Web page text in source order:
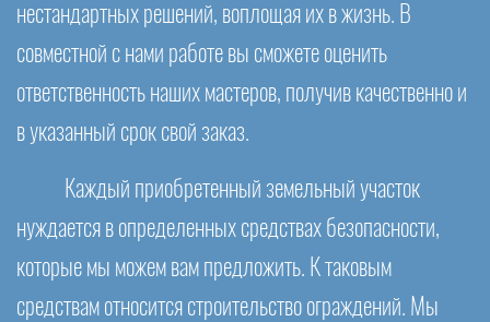
нестандартных решений, воплощая их в жизнь. В
совместной с нами работе вы сможете оценить
ответственность наших мастеров, получив качественно и
в указанный срок свой заказ.
Каждый приобретенный земельный участок
нуждается в определенных средствах безопасности,
которые мы можем вам предложить. К таковым
средствам относится строительство ограждений. Мы